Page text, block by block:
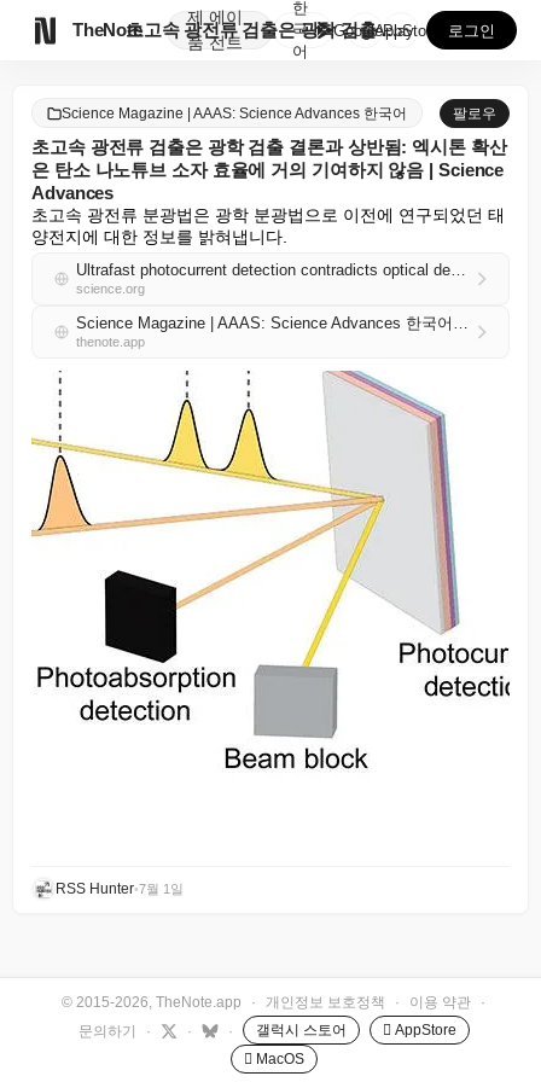
TheNote
제
품
에이
전트
초고속 광전류 검출은 광학 검출 결론과 상반됨: 엑시톤...
한
국
어
GooglePlay
AppStore 로그인
Science Magazine | AAAS: Science Advances 한국어 팔로우
초고속 광전류 검출은 광학 검출 결론과 상반됨: 엑시톤 확산
은 탄소 나노튜브 소자 효율에 거의 기여하지 않음 | Science
Advances
초고속 광전류 분광법은 광학 분광법으로 이전에 연구되었던 태
양전지에 대한 정보를 밝혀냅니다.
Ultrafast photocurrent detection contradicts optical detection conclusions: Exciton diffusion contributes little to carbon nanotube device efficiency | Science Advances
science.org
Science Magazine | AAAS: Science Advances 한국어 RSS
thenote.app
RSS Hunter•7월 1일
© 2015-2026, TheNote.app · 개인정보 보호정책 · 이용 약관
·
문의하기
· · · 갤럭시 스토어
 AppStore
 MacOS